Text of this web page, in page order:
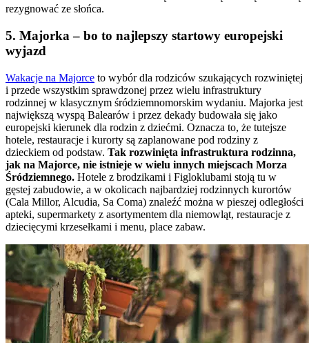
rezygnować ze słońca.
5. Majorka – bo to najlepszy startowy europejski
wyjazd
Wakacje na Majorce to wybór dla rodziców szukających rozwiniętej
i przede wszystkim sprawdzonej przez wielu infrastruktury
rodzinnej w klasycznym śródziemnomorskim wydaniu. Majorka jest
największą wyspą Balearów i przez dekady budowała się jako
europejski kierunek dla rodzin z dziećmi. Oznacza to, że tutejsze
hotele, restauracje i kurorty są zaplanowane pod rodziny z
dzieckiem od podstaw. Tak rozwinięta infrastruktura rodzinna,
jak na Majorce, nie istnieje w wielu innych miejscach Morza
Śródziemnego. Hotele z brodzikami i Figloklubami stoją tu w
gęstej zabudowie, a w okolicach najbardziej rodzinnych kurortów
(Cala Millor, Alcudia, Sa Coma) znaleźć można w pieszej odległości
apteki, supermarkety z asortymentem dla niemowląt, restauracje z
dziecięcymi krzesełkami i menu, place zabaw.